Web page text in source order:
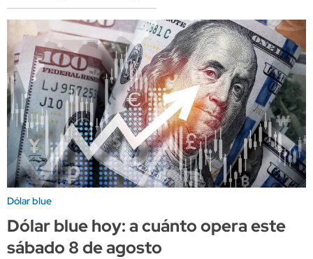
Dólar blue
Dólar blue hoy: a cuánto opera este
sábado 8 de agosto